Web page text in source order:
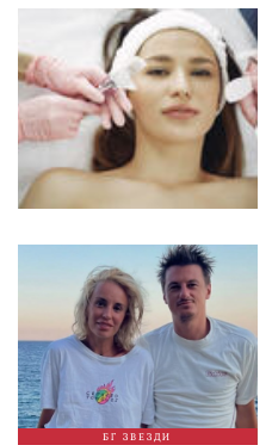
БГ ЗВЕЗДИ